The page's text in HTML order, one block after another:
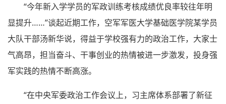
“今年新入学学员的军政训练考核成绩优良率较往年明
显提升……”谈起近期工作，空军军医大学基础医学院某学员
大队干部汤新华说，得益于学校强有力的政治工作，大家士
气高昂，担当奋斗、干事创业的热情被进一步激发，投身强
军实践的热情不断高涨。
“在中央军委政治工作会议上，习主席体系部署了新征